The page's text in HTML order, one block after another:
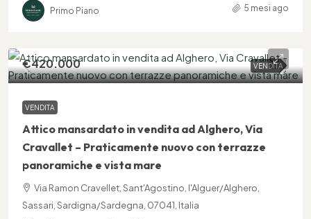
Primo Piano 5 mesi ago
VENDITA
€420.000
VENDITA
Attico mansardato in vendita ad Alghero, Via
Cravallet – Praticamente nuovo con terrazze
panoramiche e vista mare
Via Ramon Cravellet, Sant'Agostino, l'Alguer/Alghero,
Sassari, Sardigna/Sardegna, 07041, Italia